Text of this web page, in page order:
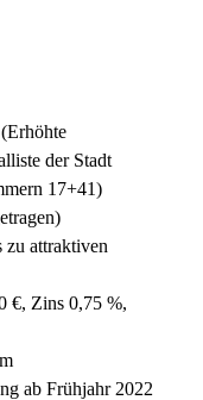
der Stadt
17+41)
zu attraktiven
€, Zins 0,75 %,
ab Frühjahr 2022